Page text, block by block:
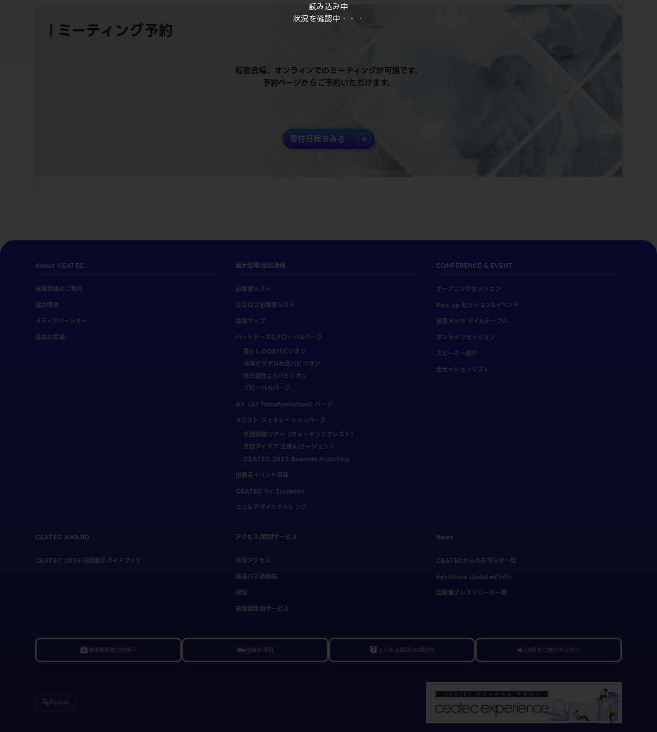
読み込み中
状況を確認中・・・
ミーティング予約
幕張会場、オンラインでのミーティングが可能です。
予約ページからご予約いただけます。
受付日程をみる
About CEATEC
来場登録のご案内
協力団体
メディアパートナー
過去の実績
展示会場/出展情報
出展者リスト
企業ロゴ出展者リスト
会場マップ
パートナーズ&グローバルパーク
暮らしのDXパビリオン
海洋デジタル社会パビリオン
地方創生2.0パビリオン
グローバルパーク
AX（AI Transformation）パーク
ネクスト ジェネレーションパーク
共創体験ツアー（ウォーキングブレスト）
共創アイデア 生成AIエージェント
CEATEC 2025 Business matching
出展者イベント情報
CEATEC for Students
エコ＆デザインチャレンジ
CONFERENCE & EVENT
オープニングセッション
Pick up セッション&イベント
幕張メッセ タイムテーブル
オンラインセッション
スピーカー紹介
全セッションリスト
CEATEC AWARD
CEATEC 2025 注目展示ガイドブック
アクセス/特別サービス
会場アクセス
高速バス時刻表
宿泊
来場者特別サービス
News
CEATECからのお知らせ一覧
Exhibitors Updated Info
出展者プレスリリース一覧
linked_camera報道関係者の皆様へ vpn_key出展者専用 live_help よくある質問/お問合せ campaign出展をご検討中の方へ
translateEnglish